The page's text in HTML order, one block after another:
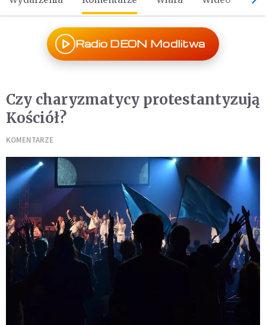
Radio DEON Modlitwa
Czy charyzmatycy protestantyzują
Kościół?
KOMENTARZE